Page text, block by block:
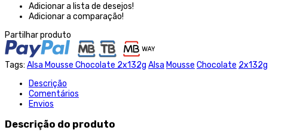
Adicionar a lista de desejos!
Adicionar a comparação!
Partilhar produto
Tags: Alsa Mousse Chocolate 2x132g Alsa Mousse Chocolate 2x132g
Descrição
Comentários
Envios
Descrição do produto